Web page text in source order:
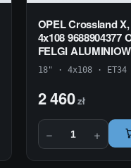
OPEL Crossland
4x108 9688904377
FELGI
18" · 4x108 · ET34
2 460zł
− +